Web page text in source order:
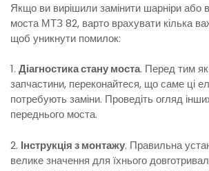
Якщо ви вирішили замінити шарніри або
моста МТЗ 82, варто врахувати кілька
щоб уникнути помилок:
1. Діагностика стану моста. Перед тим як
запчастини, переконайтеся, що саме ці
потребують заміни. Проведіть огляд
переднього моста.
2. Інструкція з монтажу. Правильна
велике значення для їхнього